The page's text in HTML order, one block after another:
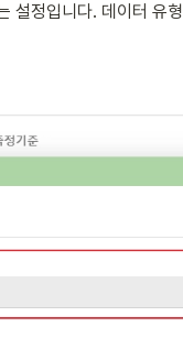
설정입니다. 데이터 유